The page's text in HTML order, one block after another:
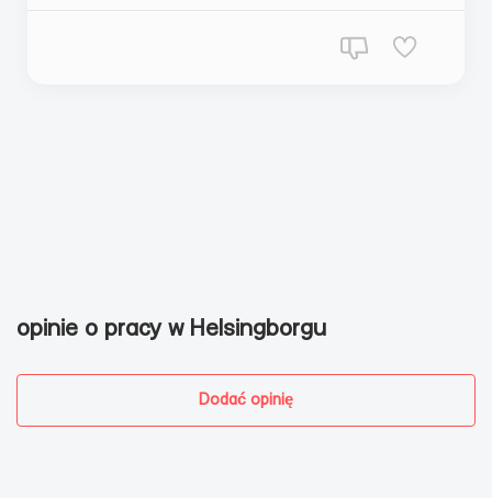
opinie o pracy w Helsingborgu
Dodać opinię